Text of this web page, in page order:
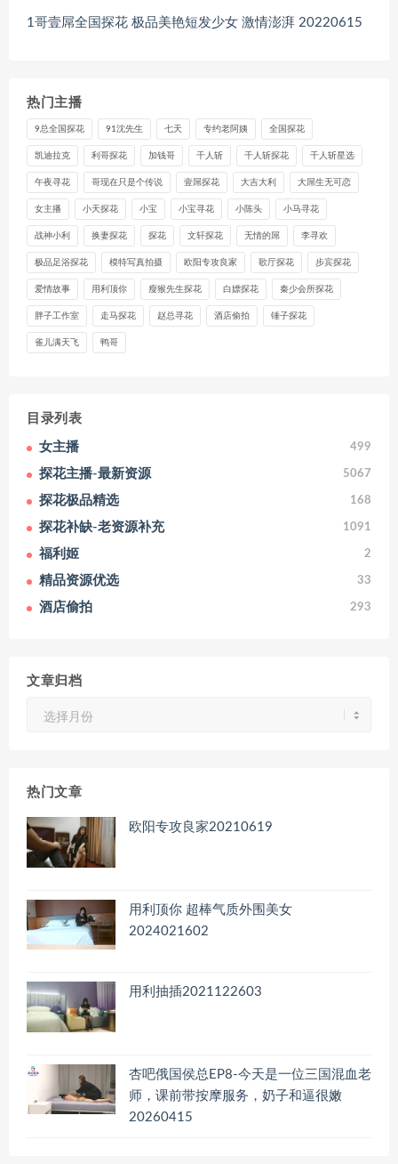
1哥壹屌全国探花 极品美艳短发少女 激情澎湃 20220615
热门主播
9总全国探花 91沈先生 七天 专约老阿姨 全国探花
凯迪拉克 利哥探花 加钱哥 千人斩 千人斩探花 千人斩星选
午夜寻花 哥现在只是个传说 壹屌探花 大吉大利 大屌生无可恋
女主播 小天探花 小宝 小宝寻花 小陈头 小马寻花
战神小利 换妻探花 探花 文轩探花 无情的屌 李寻欢
极品足浴探花 模特写真拍摄 欧阳专攻良家 歌厅探花 步宾探花
爱情故事 用利顶你 瘦猴先生探花 白嫖探花 秦少会所探花
胖子工作室 走马探花 赵总寻花 酒店偷拍 锤子探花
雀儿满天飞 鸭哥
目录列表
女主播 499
探花主播-最新资源 5067
探花极品精选 168
探花补缺-老资源补充 1091
福利姬 2
精品资源优选 33
酒店偷拍 293
文章归档
热门文章
欧阳专攻良家20210619
用利顶你 超棒气质外围美女
2024021602
用利抽插2021122603
杏吧俄国侯总EP8-今天是一位三国混血老
师，课前带按摩服务，奶子和逼很嫩
20260415